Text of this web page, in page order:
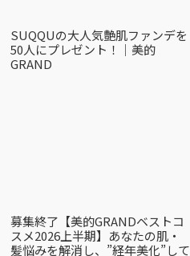
SUQQUの大人気艶肌ファンデを
50人にプレゼント！｜美的
GRAND
募集終了【美的GRANDベストコ
スメ2026上半期】あなたの肌・
髪悩みを解消し、”経年美化”して